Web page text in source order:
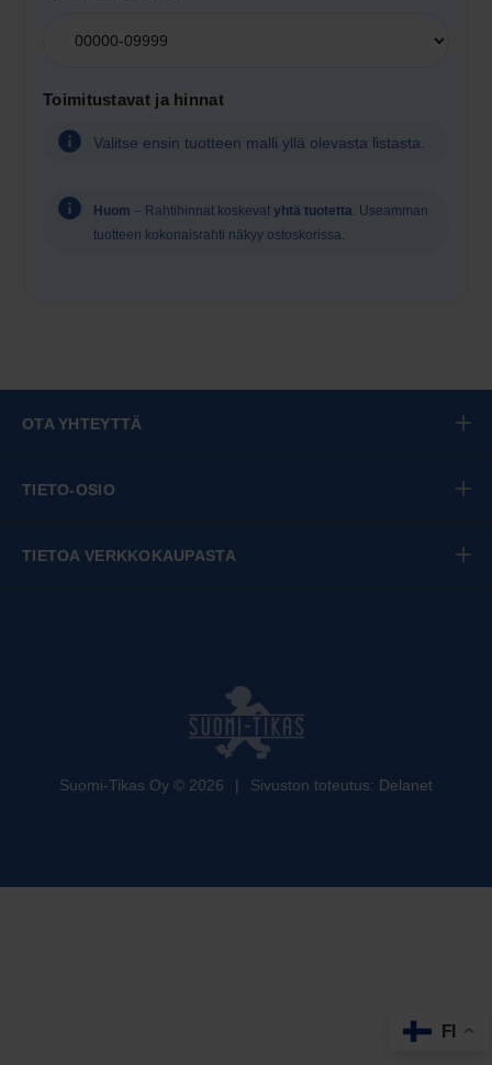
postinumeroalue
näyttämistä
varten
Toimitustavat ja hinnat
Valitse ensin tuotteen malli yllä olevasta listasta.
Huom – Rahtihinnat koskevat yhtä tuotetta . Useamman
tuotteen kokonaisrahti näkyy ostoskorissa.
OTA YHTEYTTÄ
TIETO-OSIO
TIETOA VERKKOKAUPASTA
Suomi-Tikas Oy © 2026 | Sivuston toteutus: Delanet
FI